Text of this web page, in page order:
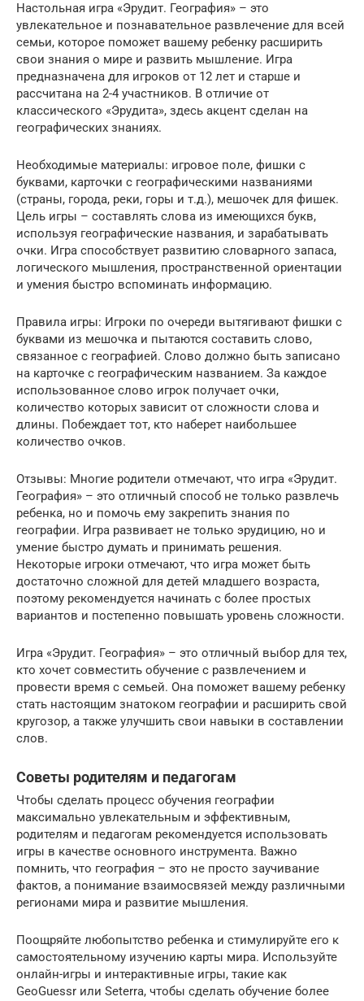
Настольная игра «Эрудит. География» – это
увлекательное и познавательное развлечение для всей
семьи, которое поможет вашему ребенку расширить
свои знания о мире и развить мышление. Игра
предназначена для игроков от 12 лет и старше и
рассчитана на 2-4 участников. В отличие от
классического «Эрудита», здесь акцент сделан на
географических знаниях.
Необходимые материалы: игровое поле, фишки с
буквами, карточки с географическими названиями
(страны, города, реки, горы и т.д.), мешочек для фишек.
Цель игры – составлять слова из имеющихся букв,
используя географические названия, и зарабатывать
очки. Игра способствует развитию словарного запаса,
логического мышления, пространственной ориентации
и умения быстро вспоминать информацию.
Правила игры: Игроки по очереди вытягивают фишки с
буквами из мешочка и пытаются составить слово,
связанное с географией. Слово должно быть записано
на карточке с географическим названием. За каждое
использованное слово игрок получает очки,
количество которых зависит от сложности слова и
длины. Побеждает тот, кто наберет наибольшее
количество очков.
Отзывы: Многие родители отмечают, что игра «Эрудит.
География» – это отличный способ не только развлечь
ребенка, но и помочь ему закрепить знания по
географии. Игра развивает не только эрудицию, но и
умение быстро думать и принимать решения.
Некоторые игроки отмечают, что игра может быть
достаточно сложной для детей младшего возраста,
поэтому рекомендуется начинать с более простых
вариантов и постепенно повышать уровень сложности.
Игра «Эрудит. География» – это отличный выбор для тех,
кто хочет совместить обучение с развлечением и
провести время с семьей. Она поможет вашему ребенку
стать настоящим знатоком географии и расширить свой
кругозор, а также улучшить свои навыки в составлении
слов.
Советы родителям и педагогам
Чтобы сделать процесс обучения географии
максимально увлекательным и эффективным,
родителям и педагогам рекомендуется использовать
игры в качестве основного инструмента. Важно
помнить, что география – это не просто заучивание
фактов, а понимание взаимосвязей между различными
регионами мира и развитие мышления.
Поощряйте любопытство ребенка и стимулируйте его к
самостоятельному изучению карты мира. Используйте
онлайн-игры и интерактивные игры, такие как
GeoGuessr или Seterra, чтобы сделать обучение более